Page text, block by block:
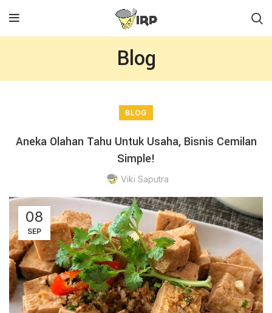
Blog
BLOG
Aneka Olahan Tahu Untuk Usaha, Bisnis Cemilan
Simple!
Viki Saputra
08
SEP